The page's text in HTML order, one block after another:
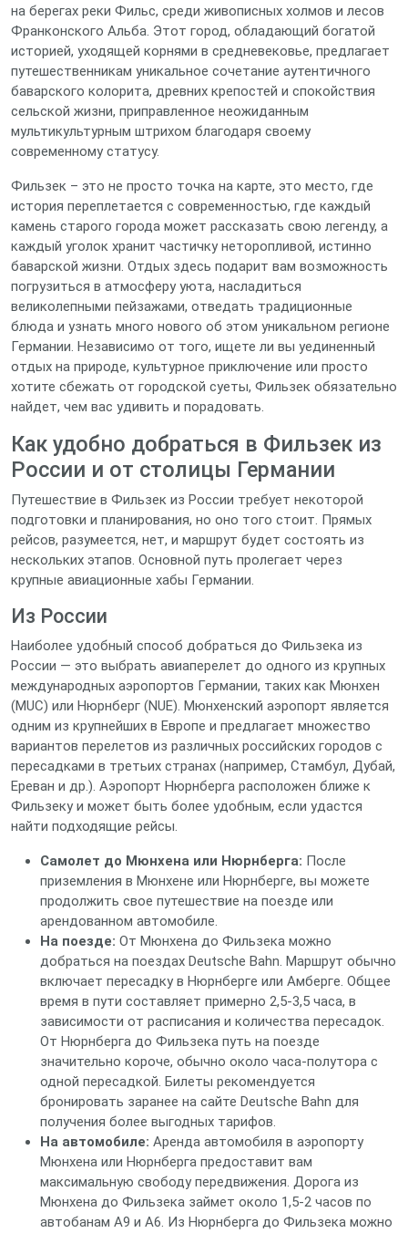
на берегах реки Фильс, среди живописных холмов и лесов
Франконского Альба. Этот город, обладающий богатой
историей, уходящей корнями в средневековье, предлагает
путешественникам уникальное сочетание аутентичного
баварского колорита, древних крепостей и спокойствия
сельской жизни, приправленное неожиданным
мультикультурным штрихом благодаря своему
современному статусу.
Фильзек – это не просто точка на карте, это место, где
история переплетается с современностью, где каждый
камень старого города может рассказать свою легенду, а
каждый уголок хранит частичку неторопливой, истинно
баварской жизни. Отдых здесь подарит вам возможность
погрузиться в атмосферу уюта, насладиться
великолепными пейзажами, отведать традиционные
блюда и узнать много нового об этом уникальном регионе
Германии. Независимо от того, ищете ли вы уединенный
отдых на природе, культурное приключение или просто
хотите сбежать от городской суеты, Фильзек обязательно
найдет, чем вас удивить и порадовать.
Как удобно добраться в Фильзек из
России и от столицы Германии
Путешествие в Фильзек из России требует некоторой
подготовки и планирования, но оно того стоит. Прямых
рейсов, разумеется, нет, и маршрут будет состоять из
нескольких этапов. Основной путь пролегает через
крупные авиационные хабы Германии.
Из России
Наиболее удобный способ добраться до Фильзека из
России — это выбрать авиаперелет до одного из крупных
международных аэропортов Германии, таких как Мюнхен
(MUC) или Нюрнберг (NUE). Мюнхенский аэропорт является
одним из крупнейших в Европе и предлагает множество
вариантов перелетов из различных российских городов с
пересадками в третьих странах (например, Стамбул, Дубай,
Ереван и др.). Аэропорт Нюрнберга расположен ближе к
Фильзеку и может быть более удобным, если удастся
найти подходящие рейсы.
Самолет до Мюнхена или Нюрнберга: После
приземления в Мюнхене или Нюрнберге, вы можете
продолжить свое путешествие на поезде или
арендованном автомобиле.
На поезде: От Мюнхена до Фильзека можно
добраться на поездах Deutsche Bahn. Маршрут обычно
включает пересадку в Нюрнберге или Амберге. Общее
время в пути составляет примерно 2,5-3,5 часа, в
зависимости от расписания и количества пересадок.
От Нюрнберга до Фильзека путь на поезде
значительно короче, обычно около часа-полутора с
одной пересадкой. Билеты рекомендуется
бронировать заранее на сайте Deutsche Bahn для
получения более выгодных тарифов.
На автомобиле: Аренда автомобиля в аэропорту
Мюнхена или Нюрнберга предоставит вам
максимальную свободу передвижения. Дорога из
Мюнхена до Фильзека займет около 1,5-2 часов по
автобанам A9 и A6. Из Нюрнберга до Фильзека можно